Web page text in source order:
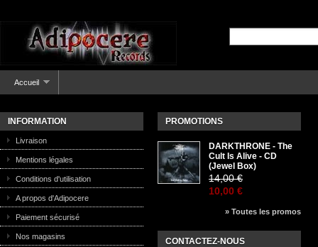
Accueil
INFORMATION
Livraison
Mentions légales
Conditions d'utilisation
A propos d'Adipocere
Paiement sécurisé
Nos magasins
PROMOTIONS
DARKTHRONE - The
Cult Is Alive - CD
(Jewel Box)
14,00 €
10,00 €
» Toutes les promos
CONTACTEZ-NOUS